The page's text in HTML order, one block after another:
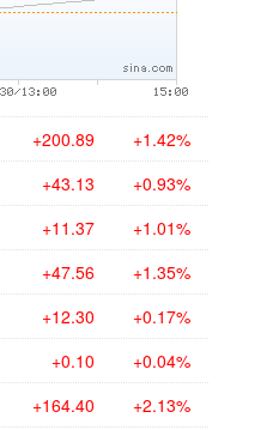
+200.89 +1.42%
+43.13 +0.93%
+11.37 +1.01%
+47.56 +1.35%
+12.30 +0.17%
+0.10 +0.04%
+164.40 +2.13%